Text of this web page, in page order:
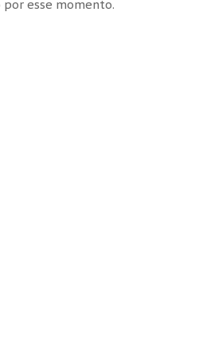
esse momento.